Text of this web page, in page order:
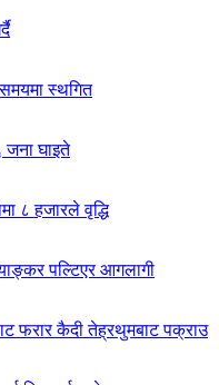
समयमा स्थगित
जना घाइते
८ हजारले वृद्धि
पल्टिएर आगलागी
फरार कैदी तेह्रथुमबाट पक्राउ